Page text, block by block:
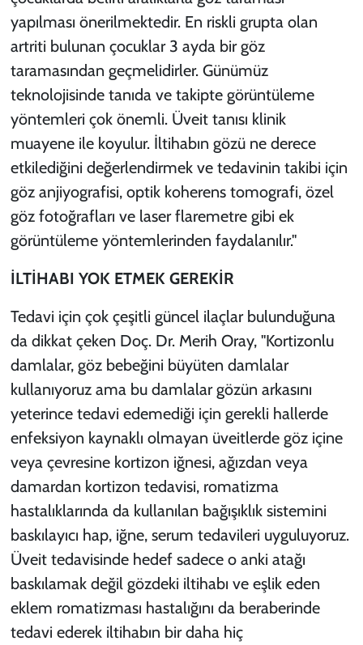
yapılması önerilmektedir. En riskli grupta olan
artriti bulunan çocuklar 3 ayda bir göz
taramasından geçmelidirler. Günümüz
teknolojisinde tanıda ve takipte görüntüleme
yöntemleri çok önemli. Üveit tanısı klinik
muayene ile koyulur. İltihabın gözü ne derece
etkilediğini değerlendirmek ve tedavinin takibi için
göz anjiyografisi, optik koherens tomografi, özel
göz fotoğrafları ve laser flaremetre gibi ek
görüntüleme yöntemlerinden faydalanılır."
İLTİHABI YOK ETMEK GEREKİR
Tedavi için çok çeşitli güncel ilaçlar bulunduğuna
da dikkat çeken Doç. Dr. Merih Oray, "Kortizonlu
damlalar, göz bebeğini büyüten damlalar
kullanıyoruz ama bu damlalar gözün arkasını
yeterince tedavi edemediği için gerekli hallerde
enfeksiyon kaynaklı olmayan üveitlerde göz içine
veya çevresine kortizon iğnesi, ağızdan veya
damardan kortizon tedavisi, romatizma
hastalıklarında da kullanılan bağışıklık sistemini
baskılayıcı hap, iğne, serum tedavileri uyguluyoruz.
Üveit tedavisinde hedef sadece o anki atağı
baskılamak değil gözdeki iltihabı ve eşlik eden
eklem romatizması hastalığını da beraberinde
tedavi ederek iltihabın bir daha hiç